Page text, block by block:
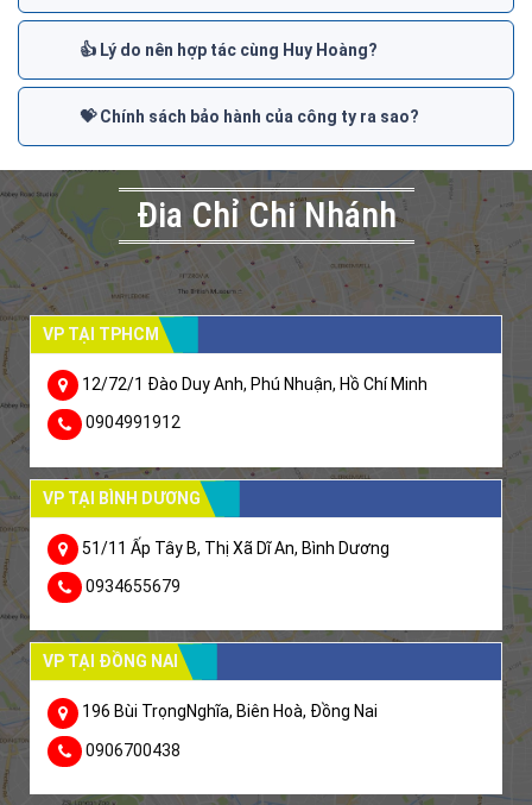
👍 Lý do nên hợp tác cùng Huy Hoàng?
💝 Chính sách bảo hành của công ty ra sao?
Đia Chỉ Chi Nhánh
VP TẠI TPHCM
12/72/1 Đào Duy Anh, Phú Nhuận, Hồ Chí Minh
0904991912
VP TẠI BÌNH DƯƠNG
51/11 Ấp Tây B, Thị Xã Dĩ An, Bình Dương
0934655679
VP TẠI ĐỒNG NAI
196 Bùi TrọngNghĩa, Biên Hoà, Đồng Nai
0906700438